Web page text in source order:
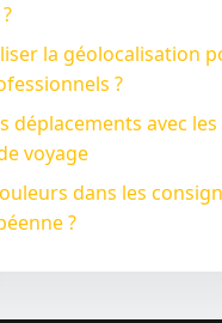
la géolocalisation
?
déplacements avec
voyage
dans les
?